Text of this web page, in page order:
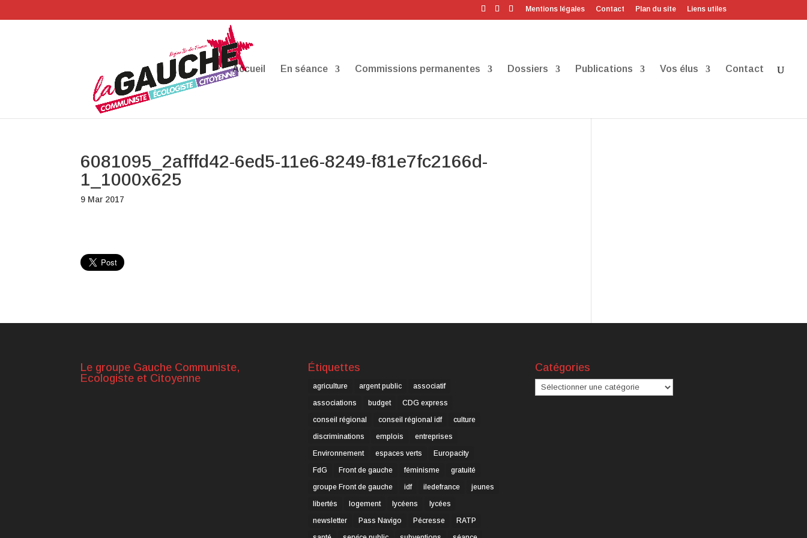
Mentions légales Contact Plan du site Liens utiles
Accueil En séance Commissions permanentes Dossiers Publications Vos élus Contact
6081095_2afffd42-6ed5-11e6-8249-f81e7fc2166d-
1_1000x625
9 Mar 2017
Le groupe Gauche Communiste,
Ecologiste et Citoyenne
Étiquettes
agriculture argent public
associatif
associations
budget
CDG express
conseil régional
conseil régional idf
culture
discriminations
emplois
entreprises
Environnement
espaces verts
Europacity
FdG
Front de gauche féminisme
gratuité
groupe Front de gauche
idf iledefrance
jeunes
libertés
logement lycéens
lycées
newsletter
Pass Navigo Pécresse
RATP
Catégories
Catégories